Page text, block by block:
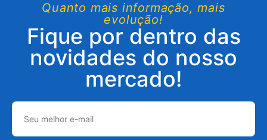
Quanto mais informação, mais
evolução!
Fique por dentro das
novidades do nosso
mercado!